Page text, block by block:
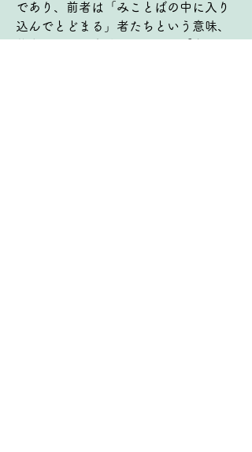
であり、前者は「みことばの中に入り
込んでとどまる」者たちという意味、